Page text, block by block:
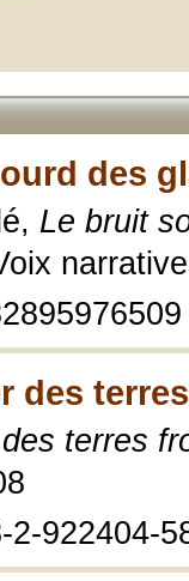
des
Le bruit
des
terres
2-922404-